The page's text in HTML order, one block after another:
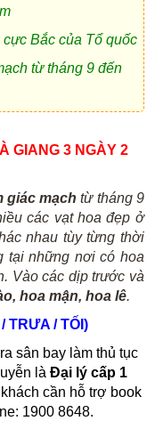
Bắc của Tổ quốc
từ tháng 9 đến
GIANG 3 NGÀY 2
giác mạch từ tháng 9
các vạt hoa đẹp ở
nhau tùy từng thời
tại những nơi có hoa
Vào các dịp trước và
hoa mận, hoa lê.
TRƯA / TỐI)
sân bay làm thủ tục
làĐại lý cấp 1
cần hỗ trợ book
1900 8648.